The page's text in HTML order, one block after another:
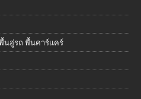
นอู่รถ พื้นคาร์แคร์